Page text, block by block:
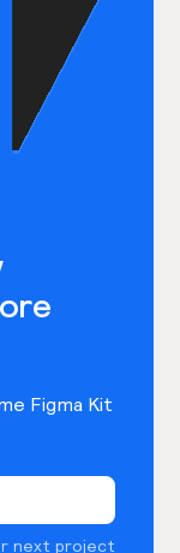
Figma Kit
next project